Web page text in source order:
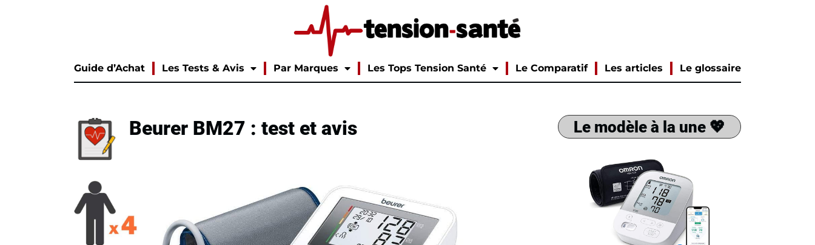
Guide d’Achat Les Tests & Avis Par Marques Les Tops Tension Santé Le Comparatif Les articles Le glossaire
Beurer BM27 : test et avis Le modèle à la une 💖